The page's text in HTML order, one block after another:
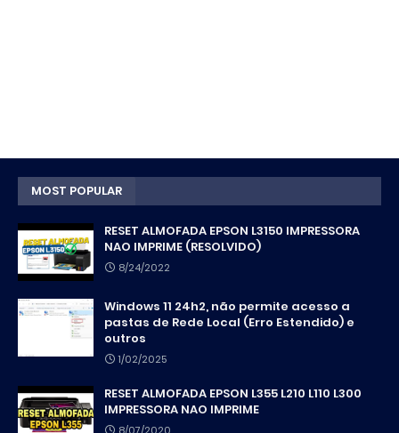
MOST POPULAR
RESET ALMOFADA EPSON L3150 IMPRESSORA
NAO IMPRIME (RESOLVIDO)
8/24/2022
Windows 11 24h2, não permite acesso a
pastas de Rede Local (Erro Estendido) e
outros
1/02/2025
RESET ALMOFADA EPSON L355 L210 L110 L300
IMPRESSORA NAO IMPRIME